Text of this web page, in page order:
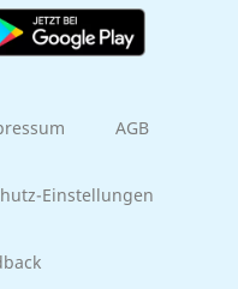
AGB
Einstellungen